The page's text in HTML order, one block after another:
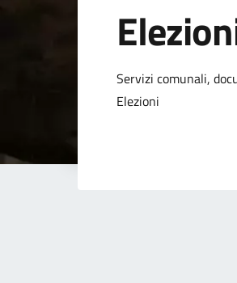
Dettagli
Servizi comunali,
Elezioni